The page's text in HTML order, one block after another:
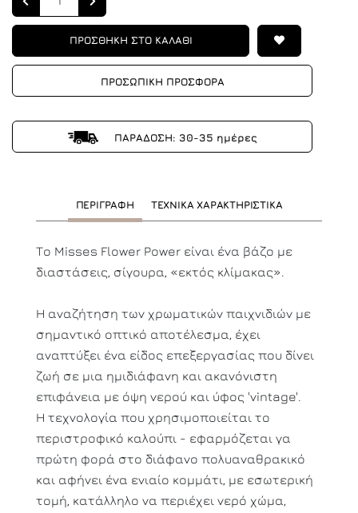
ΠΡΟΣΘΗΚΗ ΣΤΟ ΚΑΛΑΘΙ
ΠΡΟΣΩΠΙΚΗ ΠΡΟΣΦΟΡΑ
ΠΑΡΑΔΟΣΗ: 30-35 ημέρες
ΠΕΡΙΓΡΑΦΗ ΤΕΧΝΙΚΑ ΧΑΡΑΚΤΗΡΙΣΤΙΚΑ
Το Misses Flower Power είναι ένα βάζο με
διαστάσεις, σίγουρα, «εκτός κλίμακας».
Η αναζήτηση των χρωματικών παιχνιδιών με
σημαντικό οπτικό αποτέλεσμα, έχει
αναπτύξει ένα είδος επεξεργασίας που δίνει
ζωή σε μια ημιδιάφανη και ακανόνιστη
επιφάνεια με όψη νερού και ύφος 'vintage'.
Η τεχνολογία που χρησιμοποιείται το
περιστροφικό καλούπι - εφαρμόζεται γα
πρώτη φορά στο διάφανο πολυαναθρακικό
και αφήνει ένα ενιαίο κομμάτι, με εσωτερική
τομή, κατάλληλο να περιέχει νερό χώμα,